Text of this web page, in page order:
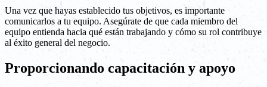
Una vez que hayas establecido tus objetivos, es importante
comunicarlos a tu equipo. Asegúrate de que cada miembro del
equipo entienda hacia qué están trabajando y cómo su rol contribuye
al éxito general del negocio.
Proporcionando capacitación y apoyo